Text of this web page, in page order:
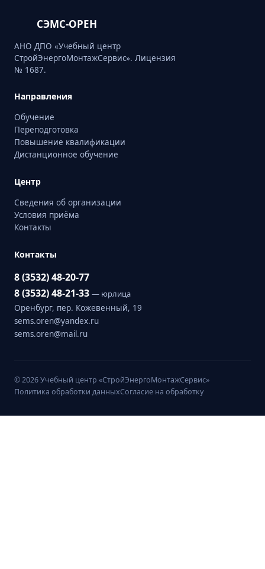
СЭМС-ОРЕН
АНО ДПО «Учебный центр
СтройЭнергоМонтажСервис». Лицензия
№ 1687.
Направления
Обучение
Переподготовка
Повышение квалификации
Дистанционное обучение
Центр
Сведения об организации
Условия приёма
Контакты
Контакты
8 (3532) 48-20-77
8 (3532) 48-21-33 — юрлица
Оренбург, пер. Кожевенный, 19
sems.oren@yandex.ru
sems.oren@mail.ru
© 2026 Учебный центр «СтройЭнергоМонтажСервис»
Политика обработки данныхСогласие на обработку